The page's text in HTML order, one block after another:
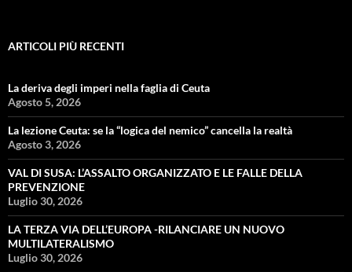
ARTICOLI PIÙ RECENTI
La deriva degli imperi nella faglia di Ceuta
Agosto 5, 2026
La lezione Ceuta: se la “logica del nemico” cancella la realtà
Agosto 3, 2026
VAL DI SUSA: L’ASSALTO ORGANIZZATO E LE FALLE DELLA
PREVENZIONE
Luglio 30, 2026
LA TERZA VIA DELL’EUROPA -RILANCIARE UN NUOVO
MULTILATERALISMO
Luglio 30, 2026